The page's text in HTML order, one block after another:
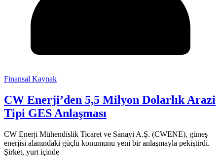
Finansal Kaynak
CW Enerji’den 5,5 Milyon Dolarlık Arazi
Tipi GES Anlaşması
CW Enerji Mühendislik Ticaret ve Sanayi A.Ş. (CWENE), güneş
enerjisi alanındaki güçlü konumunu yeni bir anlaşmayla pekiştirdi.
Şirket, yurt içinde